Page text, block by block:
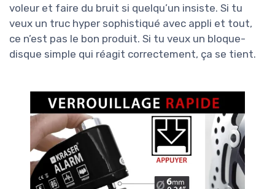
voleur et faire du bruit si quelqu’un insiste. Si tu
veux un truc hyper sophistiqué avec appli et tout,
ce n’est pas le bon produit. Si tu veux un bloque-
disque simple qui réagit correctement, ça se tient.